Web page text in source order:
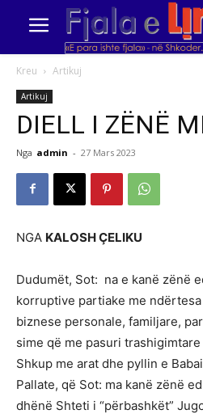
Kreu Artikuj
Artikuj
DIELL I ZËNË
Nga admin - 27 Mars 2023
NGA KALOSH ҪELIKU
Dudumët, Sot: na e kanë zënë
korruptive partiake me
biznese personale, familjare,
sime që me pasuri
Shkup me arat dhe pyllin e
Pallate, që Sot: ma kanë zënë
dhënë Shteti i “përbashkët”